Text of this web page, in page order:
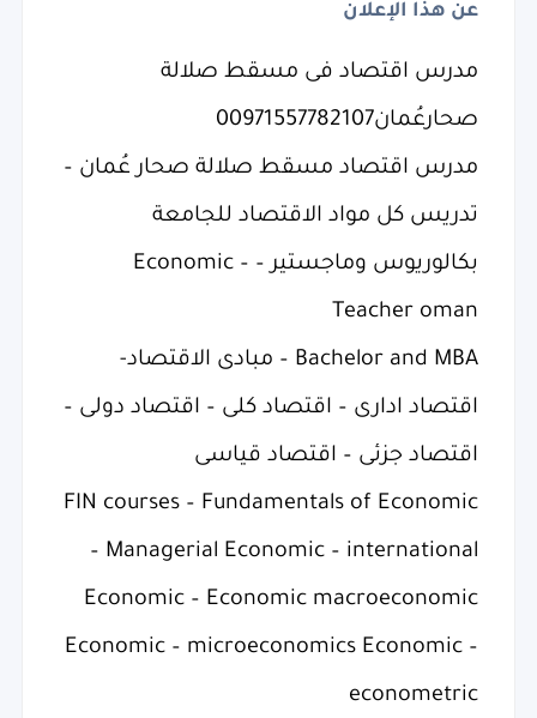
عن هذا الإعلان
مدرس اقتصاد فى مسقط صلالة
صحارعُمان00971557782107
مدرس اقتصاد مسقط صلالة صحار عُمان –
تدريس كل مواد الاقتصاد للجامعة
بكالوريوس وماجستير – – Economic
Teacher oman
Bachelor and MBA – مبادى الاقتصاد-
اقتصاد ادارى – اقتصاد كلى – اقتصاد دولى –
اقتصاد جزئى – اقتصاد قياسى
FIN courses – Fundamentals of Economic
– Managerial Economic – international
Economic – Economic macroeconomic
Economic – microeconomics Economic –
econometric